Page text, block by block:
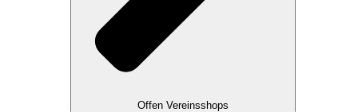
Offen Vereinsshops